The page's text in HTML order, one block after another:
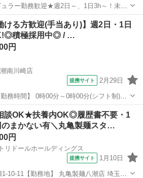
ラー勤務歓迎★週2日～、1日3h～！未経
トデビューも大歓迎 ★1食120円で800円
ン
ける方歓迎(手当あり)】週2日・1日
2h～OK!◎積極採用中◎ / …
円
南川崎店
提携サイト 2月29日
お仕事内容】 ◎接客 ◎調理 ◎販売 ◎金銭管理 ...
ラン
談OK★扶養内OK◎履歴書不要・1
のまかない有＼丸亀製麺スタ…
円
リドールホールディングス
提携サイト 1月10日
10-11【勤務地】 丸亀製麺八潮店 埼玉県